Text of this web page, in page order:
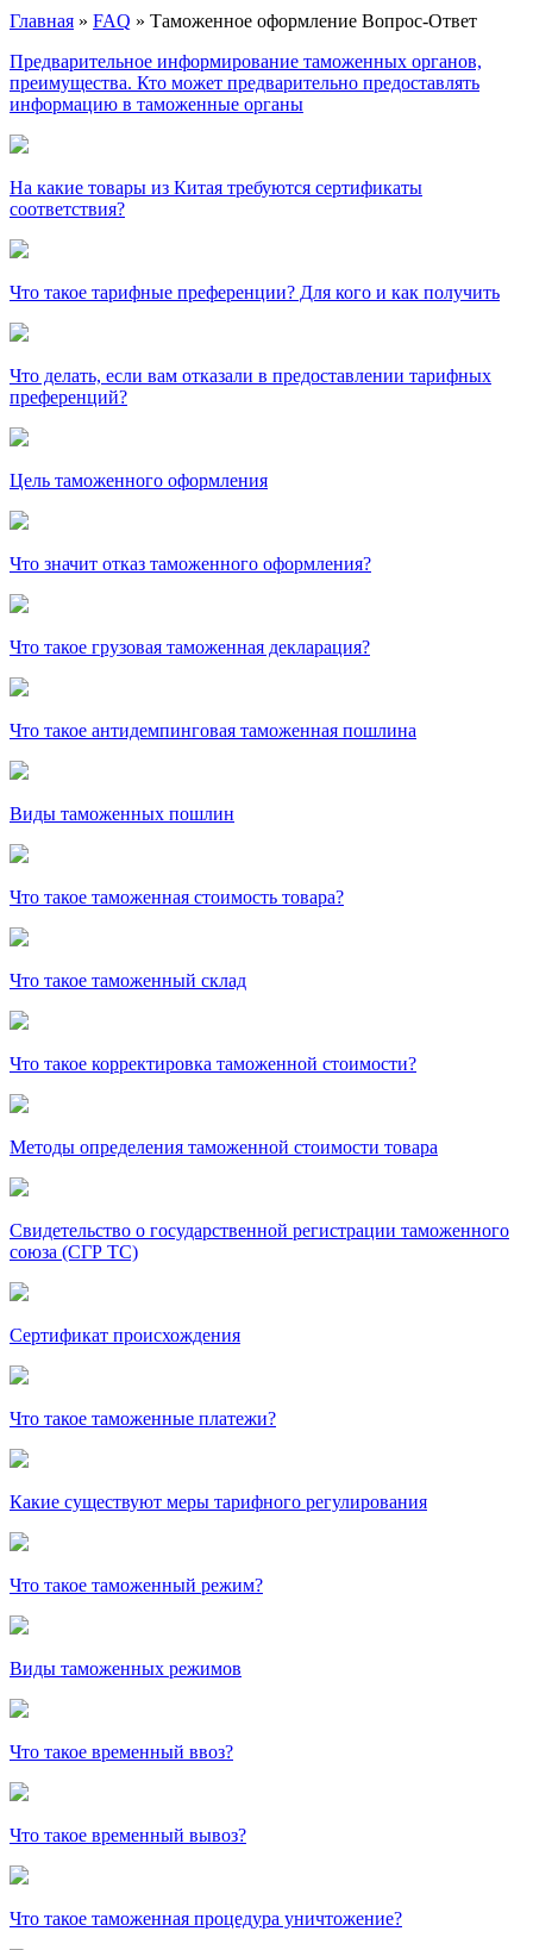
Главная » FAQ » Таможенное оформление Вопрос-Ответ
Предварительное информирование таможенных органов,
преимущества. Кто может предварительно предоставлять
информацию в таможенные органы
На какие товары из Китая требуются сертификаты
соответствия?
Что такое тарифные преференции? Для кого и как получить
Что делать, если вам отказали в предоставлении тарифных
преференций?
Цель таможенного оформления
Что значит отказ таможенного оформления?
Что такое грузовая таможенная декларация?
Что такое антидемпинговая таможенная пошлина
Виды таможенных пошлин
Что такое таможенная стоимость товара?
Что такое таможенный склад
Что такое корректировка таможенной стоимости?
Методы определения таможенной стоимости товара
Свидетельство о государственной регистрации таможенного
союза (СГР ТС)
Сертификат происхождения
Что такое таможенные платежи?
Какие существуют меры тарифного регулирования
Что такое таможенный режим?
Виды таможенных режимов
Что такое временный ввоз?
Что такое временный вывоз?
Что такое таможенная процедура уничтожение?